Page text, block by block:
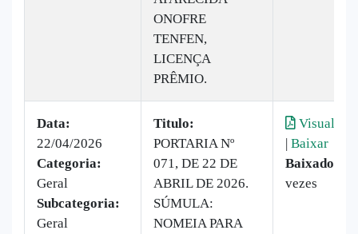
ONOFRE
TENFEN,
LICENÇA
PRÊMIO.
Data:
22/04/2026
Categoria:
Geral
Subcategoria:
Geral
Titulo:
PORTARIA Nº
071, DE 22 DE
ABRIL DE 2026.
SÚMULA:
NOMEIA PARA
Visualizar
| Baixar
Baixado:
vezes